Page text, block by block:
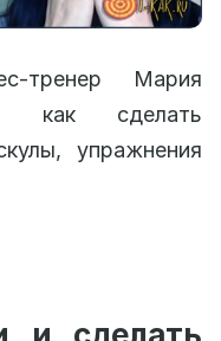
тренер Мария
как сделать
упражнения